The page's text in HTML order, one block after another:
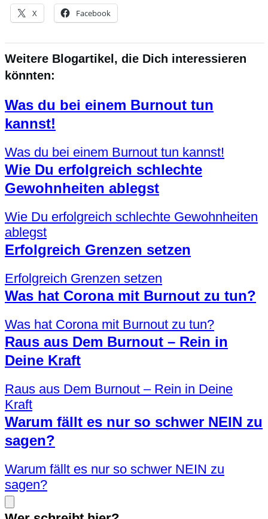
X Facebook
Weitere Blogartikel, die Dich interessieren
könnten:
Was du bei einem Burnout tun
kannst!
Was du bei einem Burnout tun kannst!
Wie Du erfolgreich schlechte
Gewohnheiten ablegst
Wie Du erfolgreich schlechte Gewohnheiten
ablegst
Erfolgreich Grenzen setzen
Erfolgreich Grenzen setzen
Was hat Corona mit Burnout zu tun?
Was hat Corona mit Burnout zu tun?
Raus aus Dem Burnout – Rein in
Deine Kraft
Raus aus Dem Burnout – Rein in Deine
Kraft
Warum fällt es nur so schwer NEIN zu
sagen?
Warum fällt es nur so schwer NEIN zu
sagen?